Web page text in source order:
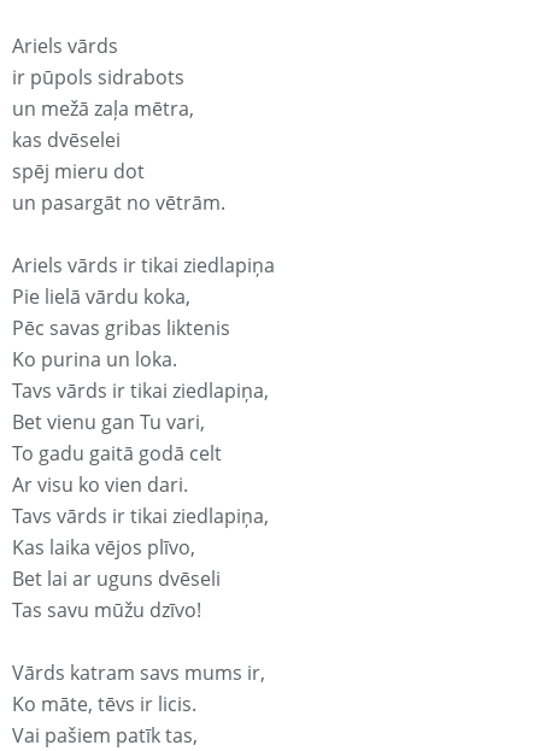
Ariels vārds
ir pūpols sidrabots
un mežā zaļa mētra,
kas dvēselei
spēj mieru dot
un pasargāt no vētrām.
Ariels vārds ir tikai ziedlapiņa
Pie lielā vārdu koka,
Pēc savas gribas liktenis
Ko purina un loka.
Tavs vārds ir tikai ziedlapiņa,
Bet vienu gan Tu vari,
To gadu gaitā godā celt
Ar visu ko vien dari.
Tavs vārds ir tikai ziedlapiņa,
Kas laika vējos plīvo,
Bet lai ar uguns dvēseli
Tas savu mūžu dzīvo!
Vārds katram savs mums ir,
Ko māte, tēvs ir licis.
Vai pašiem patīk tas,